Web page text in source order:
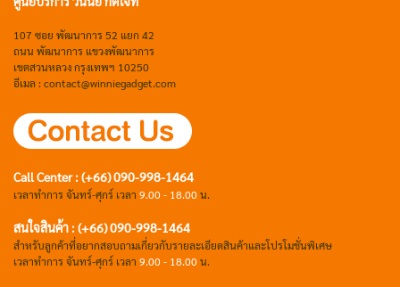
107 ซอย พัฒนาการ 52 แยก 42
ถนน พัฒนาการ แขวงพัฒนาการ
เขตสวนหลวง กรุงเทพฯ 10250
อีเมล : contact@winniegadget.com
Call Center : (+66) 090-998-1464
เวลาทำการ จันทร์-ศุกร์ เวลา 9.00 - 18.00 น.
สนใจสินค้า : (+66) 090-998-1464
สำหรับลูกค้าที่อยากสอบถามเกี่ยวกับรายละเอียดสินค้าและโปรโมชั่นพิเศษ
เวลาทำการ จันทร์-ศุกร์ เวลา 9.00 - 18.00 น.